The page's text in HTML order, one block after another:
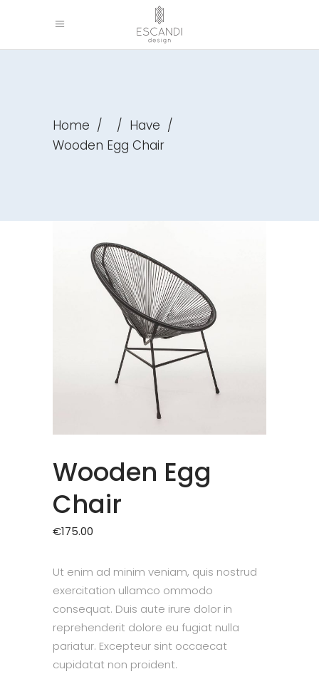
Home / / Have /
Wooden Egg Chair
Wooden Egg
Chair
€175.00
Ut enim ad minim veniam, quis nostrud
exercitation ullamco ommodo
consequat. Duis aute irure dolor in
reprehenderit dolore eu fugiat nulla
pariatur. Excepteur sint occaecat
cupidatat non proident.